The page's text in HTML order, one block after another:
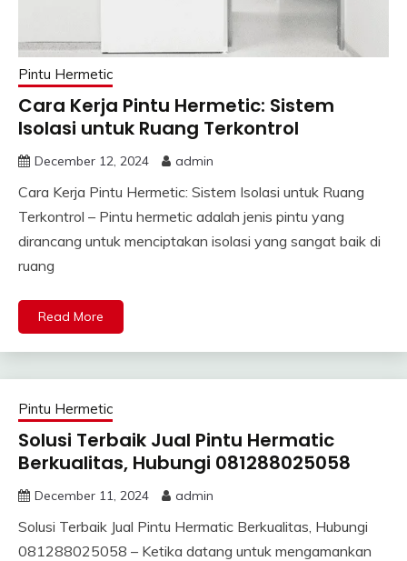
Pintu Hermetic
Cara Kerja Pintu Hermetic: Sistem
Isolasi untuk Ruang Terkontrol
December 12, 2024 admin
Cara Kerja Pintu Hermetic: Sistem Isolasi untuk Ruang
Terkontrol – Pintu hermetic adalah jenis pintu yang
dirancang untuk menciptakan isolasi yang sangat baik di
ruang
Read More
Pintu Hermetic
Solusi Terbaik Jual Pintu Hermatic
Berkualitas, Hubungi 081288025058
December 11, 2024 admin
Solusi Terbaik Jual Pintu Hermatic Berkualitas, Hubungi
081288025058 – Ketika datang untuk mengamankan